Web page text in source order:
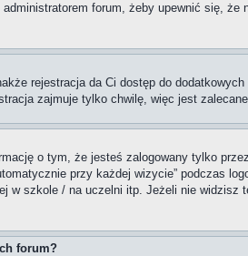
forum, żeby upewnić się, że
rejestracja da Ci dostęp do
zajmuje tylko chwilę, więc jest
o tym, że jesteś zalogowany tylko
przy każdej wizycie” podczas
w szkole / na uczelni itp. Jeżeli nie widzisz
forum?